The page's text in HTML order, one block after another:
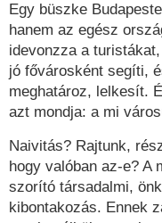
Egy büszke
hanem az egész
idevonzza a
jó fővárosként segíti,
meghatároz, lelkesít.
azt mondja: a mi
Naivitás? Rajtunk,
hogy valóban az-e? A
szorító társadalmi,
kibontakozás. Ennek